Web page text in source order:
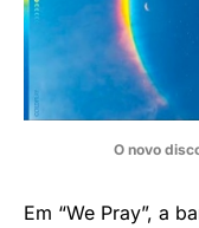
O novo
Em “We Pray”, a